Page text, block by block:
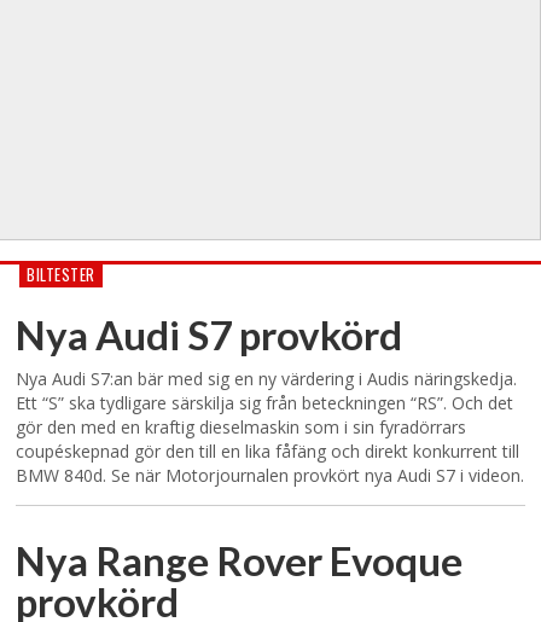
BILTESTER
Nya Audi S7 provkörd
Nya Audi S7:an bär med sig en ny värdering i Audis näringskedja.
Ett “S” ska tydligare särskilja sig från beteckningen “RS”. Och det
gör den med en kraftig dieselmaskin som i sin fyradörrars
coupéskepnad gör den till en lika fåfäng och direkt konkurrent till
BMW 840d. Se när Motorjournalen provkört nya Audi S7 i videon.
Nya Range Rover Evoque
provkörd